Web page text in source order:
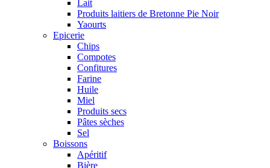
Lait
Produits laitiers de Bretonne Pie Noir
Yaourts
Epicerie
Chips
Compotes
Confitures
Farine
Huile
Miel
Produits secs
Pâtes sèches
Sel
Boissons
Apéritif
Bière